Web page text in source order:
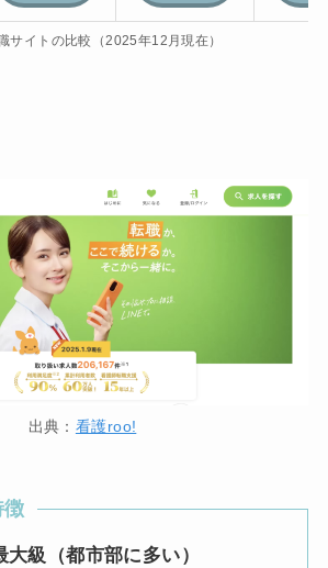
サイトの比較（2025年12月現在）
出典： 看護roo!
級（都市部に多い）